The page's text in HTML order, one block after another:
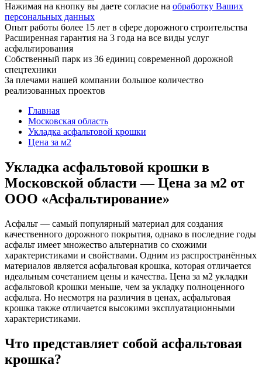
Нажимая на кнопку вы даете согласие на обработку Ваших
персональных данных
Опыт работы более 15 лет в сфере дорожного строительства
Расширенная гарантия на 3 года на все виды услуг
асфальтирования
Собственный парк из 36 единиц современной дорожной
спецтехники
За плечами нашей компании большое количество
реализованных проектов
Главная
Московская область
Укладка асфальтовой крошки
Цена за м2
Укладка асфальтовой крошки в
Московской области — Цена за м2 от
ООО «Асфальтирование»
Асфальт — самый популярный материал для создания
качественного дорожного покрытия, однако в последние годы
асфальт имеет множество альтернатив со схожими
характеристиками и свойствами. Одним из распространённых
материалов является асфальтовая крошка, которая отличается
идеальным сочетанием цены и качества. Цена за м2 укладки
асфальтовой крошки меньше, чем за укладку полноценного
асфальта. Но несмотря на различия в ценах, асфальтовая
крошка также отличается высокими эксплуатационными
характеристиками.
Что представляет собой асфальтовая
крошка?